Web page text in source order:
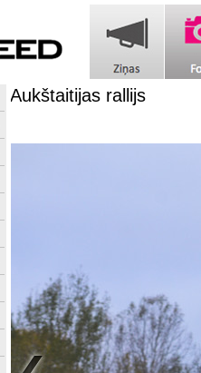
Aukštaitijas rallijs